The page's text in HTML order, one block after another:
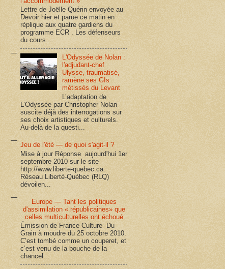
Lettre de Joëlle Quérin envoyée au
Devoir hier et parue ce matin en
réplique aux quatre gardiens du
programme ECR . Les défenseurs
du cours ...
L'Odyssée de Nolan :
l'adjudant-chef
Ulysse, traumatisé,
ramène ses GIs
métissés du Levant
L’adaptation de
L’Odyssée par Christopher Nolan
suscite déjà des interrogations sur
ses choix artistiques et culturels.
Au-delà de la questi...
Jeu de l'été — de quoi s'agit-il ?
Mise à jour Réponse aujourd'hui 1er
septembre 2010 sur le site
http://www.liberte-quebec.ca.
Réseau Liberté-Québec (RLQ)
dévoilen...
Europe — Tant les politiques
d'assimilation « républicaines» que
celles multiculturelles ont échoué
Émission de France Culture Du
Grain à moudre du 25 octobre 2010.
C’est tombé comme un couperet, et
c’est venu de la bouche de la
chancel...